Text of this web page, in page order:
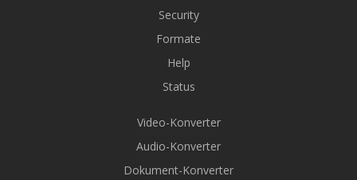
Security
Formate
Help
Status
Video-Konverter
Audio-Konverter
Dokument-Konverter